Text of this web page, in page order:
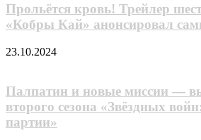
Прольётся кровь! Трейлер
«Кобры Кай» анонсировал
23.10.2024
Палпатин и новые миссии —
второго сезона «Звёздных
партии»